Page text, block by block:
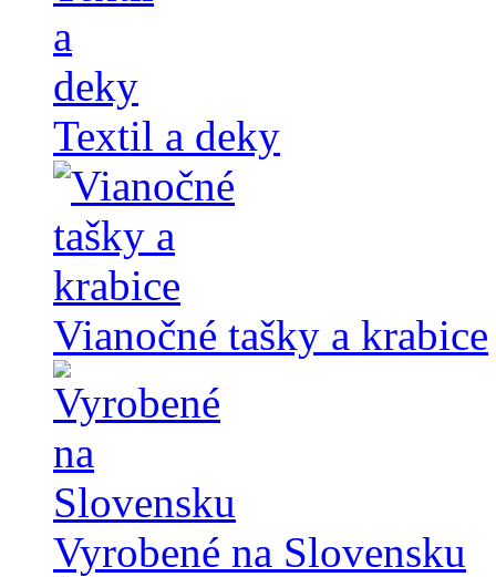
Textil a deky
Vianočné tašky a krabice
Vyrobené na Slovensku